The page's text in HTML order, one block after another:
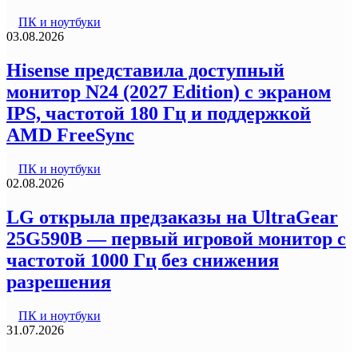
ПК и ноутбуки
03.08.2026
Hisense представила доступный
монитор N24 (2027 Edition) с экраном
IPS, частотой 180 Гц и поддержкой
AMD FreeSync
ПК и ноутбуки
02.08.2026
LG открыла предзаказы на UltraGear
25G590B — первый игровой монитор с
частотой 1000 Гц без снижения
разрешения
ПК и ноутбуки
31.07.2026